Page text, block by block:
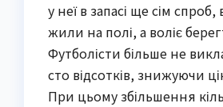
у неї в запасі ще сім
жили на полі, а воліє
Футболісти більше не
сто відсотків, знижуючи
При цьому збільшення